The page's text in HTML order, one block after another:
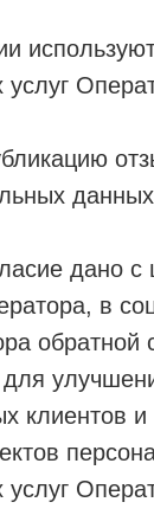
услуг
дано с
в
обратной
клиентов
услуг